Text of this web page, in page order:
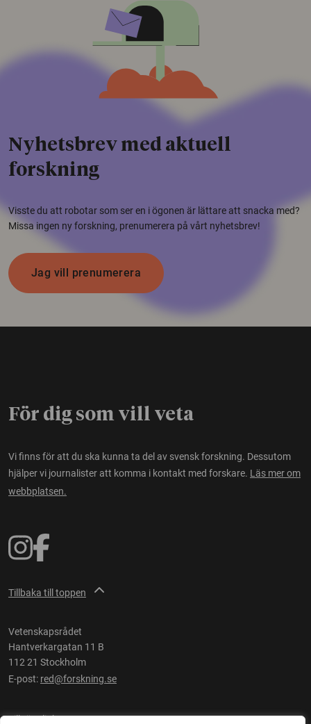
Nyhetsbrev med aktuell
forskning
Visste du att robotar som ser en i ögonen är lättare att snacka med?
Missa ingen ny forskning, prenumerera på vårt nyhetsbrev!
Jag vill prenumerera
För dig som vill veta
Vi finns för att du ska kunna ta del av svensk forskning. Dessutom
hjälper vi journalister att komma i kontakt med forskare. Läs mer om
webbplatsen.
Tillbaka till toppen
Vetenskapsrådet
Hantverkargatan 11 B
112 21 Stockholm
E-post: red@forskning.se
Tillgänglighet